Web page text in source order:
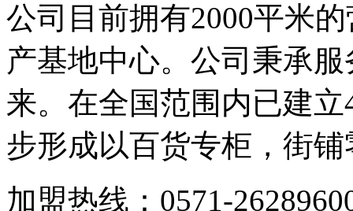
公司目前拥有2000平米
产基地中心。公司秉承
来。在全国范围内已建
步形成以百货专柜，街铺
加盟热线：0571-